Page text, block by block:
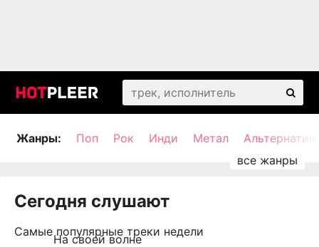
Жанры: Поп Рок Инди Метал
Сегодня слушают
Самые популярные треки недели
На своей волне